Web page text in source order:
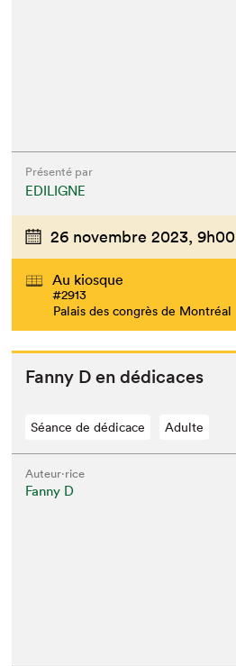
Présenté par
EDILIGNE
26 novembre 2023, 9h00
Au kiosque
#2913
Palais des congrès de Montréal
Fan­ny D en dédicaces
Séance de dédicace Adulte
Auteur·rice
Fanny D